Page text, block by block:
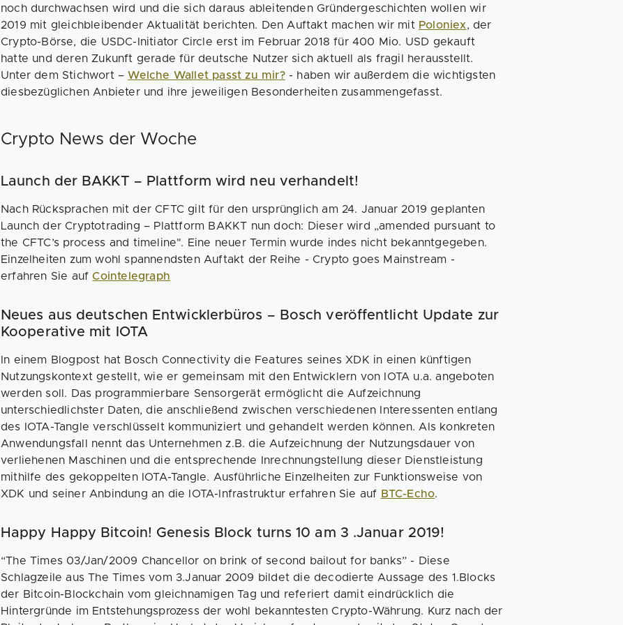
noch durchwachsen wird und die sich daraus ableitenden Gründergeschichten wollen wir
2019 mit gleichbleibender Aktualität berichten. Den Auftakt machen wir mit Poloniex, der
Crypto-Börse, die USDC-Initiator Circle erst im Februar 2018 für 400 Mio. USD gekauft
hatte und deren Zukunft gerade für deutsche Nutzer sich aktuell als fragil herausstellt.
Unter dem Stichwort –Welche Wallet passt zu mir?- haben wir außerdem die wichtigsten
diesbezüglichen Anbieter und ihre jeweiligen Besonderheiten zusammengefasst.
Crypto News der Woche
Launch der BAKKT – Plattform wird neu verhandelt!
Nach Rücksprachen mit der CFTC gilt für den ursprünglich am 24. Januar 2019 geplanten
Launch der Cryptotrading – Plattform BAKKT nun doch: Dieser wird „amended pursuant to
the CFTC’s process and timeline". Eine neuer Termin wurde indes nicht bekanntgegeben.
Einzelheiten zum wohl spannendsten Auftakt der Reihe - Crypto goes Mainstream -
erfahren Sie aufCointelegraph
Neues aus deutschen Entwicklerbüros – Bosch veröffentlicht Update zur
Kooperative mit IOTA
In einem Blogpost hat Bosch Connectivity die Features seines XDK in einen künftigen
Nutzungskontext gestellt, wie er gemeinsam mit den Entwicklern von IOTA u.a. angeboten
werden soll. Das programmierbare Sensorgerät ermöglicht die Aufzeichnung
unterschiedlichster Daten, die anschließend zwischen verschiedenen Interessenten entlang
des IOTA-Tangle verschlüsselt kommuniziert und gehandelt werden können. Als konkreten
Anwendungsfall nennt das Unternehmen z.B. die Aufzeichnung der Nutzungsdauer von
verliehenen Maschinen und die entsprechende Inrechnungstellung dieser Dienstleistung
mithilfe des gekoppelten IOTA-Tangle. Ausführliche Einzelheiten zur Funktionsweise von
XDK und seiner Anbindung an die IOTA-Infrastruktur erfahren Sie auf BTC-Echo.
Happy Happy Bitcoin! Genesis Block turns 10 am 3 .Januar 2019!
“The Times 03/Jan/2009 Chancellor on brink of second bailout for banks” - Diese
Schlagzeile aus The Times vom 3.Januar 2009 bildet die decodierte Aussage des 1.Blocks
der Bitcoin-Blockchain vom gleichnamigen Tag und referiert damit eindrücklich die
Hintergründe im Entstehungsprozess der wohl bekanntesten Crypto-Währung. Kurz nach der